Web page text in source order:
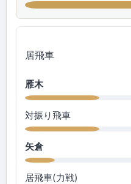
居飛車
雁木
対振り飛車
矢倉
居飛車(力戦)